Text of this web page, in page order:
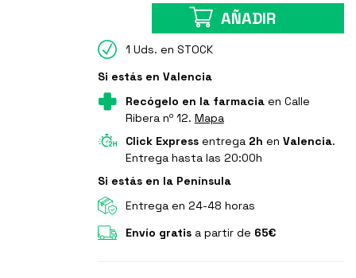
AÑADIR
1 Uds. en STOCK
Si estás en Valencia
Recógelo en la farmaciaen Calle
Ribera nº 12. Mapa
Click Expressentrega 2h en Valencia.
Entrega hasta las 20:00h
Si estás en la Península
Entrega en 24-48 horas
Envío gratisa partir de 65€